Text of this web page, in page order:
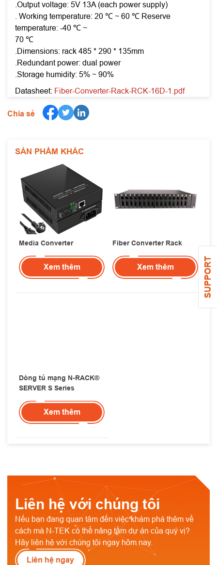
.Output voltage: 5V 13A (each power supply)
. Working temperature: 20 ℃ ~ 60 ℃ Reserve
temperature: -40 ℃ ~
70 ℃
.Dimensions: rack 485 * 290 * 135mm
.Redundant power: dual power
.Storage humidity: 5% ~ 90%
Datasheet: Fiber-Converter-Rack-RCK-16D-1.pdf
Chia sẻ
SẢN PHẨM KHÁC
Media Converter
Xem thêm
Fiber Converter Rack
Xem thêm
Dòng tủ mạng N-RACK®
SERVER S Series
Xem thêm
Liên hệ với chúng tôi
Nếu bạn đang quan tâm đến việc khám phá thêm về
cách mà N-TEK có thể nâng tầm dự án của quý vị?
Hãy liên hệ với chúng tôi ngay hôm nay.
Liên hệ ngay
SUPPORT